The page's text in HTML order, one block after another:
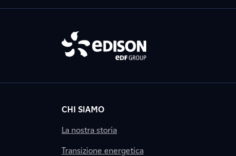
CHI SIAMO
La nostra storia
Transizione energetica